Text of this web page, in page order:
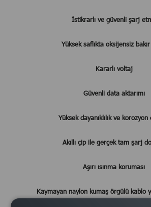
İstikrarlı ve güvenli şarj
Yüksek saflıkta oksijensiz
Kararlı voltaj
Güvenli data aktarımı
Yüksek dayanıklılık ve
Akıllı çip ile gerçek tam şarj
Aşırı ısınma koruması
Kaymayan naylon kumaş örgülü kablo